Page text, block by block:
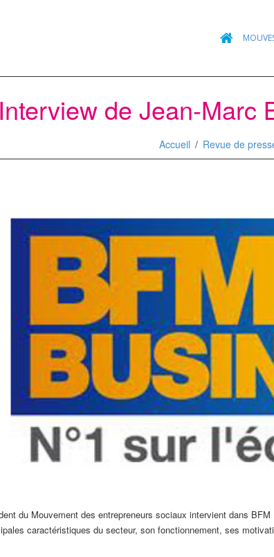
de Jean-Marc
Accueil Revue de
du Mouvement des entrepreneurs sociaux intervient dans
caractéristiques du secteur, son fonctionnement, ses